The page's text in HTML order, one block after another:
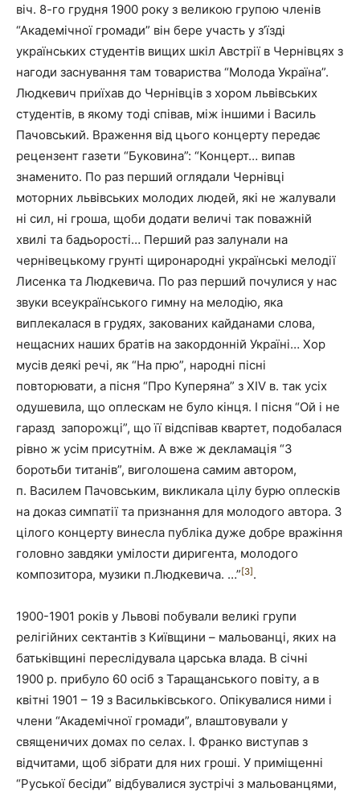
віч. 8-го грудня 1900 року з великою групою членів
“Академічної громади” він бере участь у з’їзді
українських студентів вищих шкіл Австрії в Чернівцях з
нагоди заснування там товариства “Молода Україна”.
Людкевич приїхав до Чернівців з хором львівських
студентів, в якому тоді співав, між іншими і Василь
Пачовський. Враження від цього концерту передає
рецензент газети “Буковина”: “Концерт… випав
знаменито. По раз перший оглядали Чернівці
моторних львівських молодих людей, які не жалували
ні сил, ні гроша, щоби додати величі так поважній
хвилі та бадьорості… Перший раз залунали на
чернівецькому грунті щиронародні українські мелодії
Лисенка та Людкевича. По раз перший почулися у нас
звуки всеукраїнського гимну на мелодію, яка
виплекалася в грудях, закованих кайданами слова,
нещасних наших братів на закордонній Україні… Хор
мусів деякі речі, як “На прю”, народні пісні
повторювати, а пісня “Про Куперяна” з ХІV в. так усіх
одушевила, що оплескам не було кінця. І пісня “Ой і не
гаразд запорожці”, що її відспівав квартет, подобалася
рівно ж усім присутнім. А вже ж декламація “З
боротьби титанів”, виголошена самим автором,
п. Василем Пачовським, викликала цілу бурю оплесків
на доказ симпатії та признання для молодого автора. З
цілого концерту винесла публіка дуже добре вражіння
головно завдяки умілости диригента, молодого
композитора, музики п.Людкевича. …”[3].
1900-1901 років у Львові побували великі групи
релігійних сектантів з Київщини – мальованці, яких на
батьківщині переслідувала царська влада. В січні
1900 р. прибуло 60 осіб з Таращанського повіту, а в
квітні 1901 – 19 з Васильківського. Опікувалися ними і
члени “Академічної громади”, влаштовували у
священичих домах по селах. І. Франко виступав з
відчитами, щоб зібрати для них гроші. У приміщенні
“Руської бесіди” відбувалися зустрічі з мальованцями,